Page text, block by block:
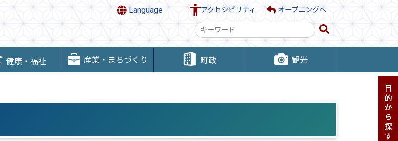
Language アクセシビリティ オープニングへ
検
索
キ
ー
ド
健康・福祉 産業・まちづくり 町政 観光